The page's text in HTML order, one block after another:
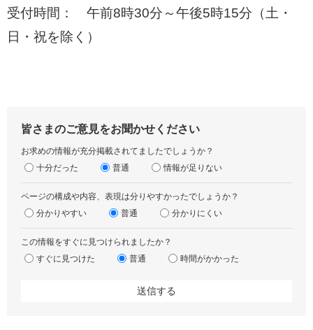
受付時間： 午前8時30分～午後5時15分（土・
日・祝を除く）
皆さまのご意見をお聞かせください
お求めの情報が充分掲載されてましたでしょうか？
十分だった
普通 情報が足りない
ページの構成や内容、表現は分りやすかったでしょうか？
分かりやすい
普通 分かりにくい
この情報をすぐに見つけられましたか？
すぐに見つけた
普通 時間がかかった